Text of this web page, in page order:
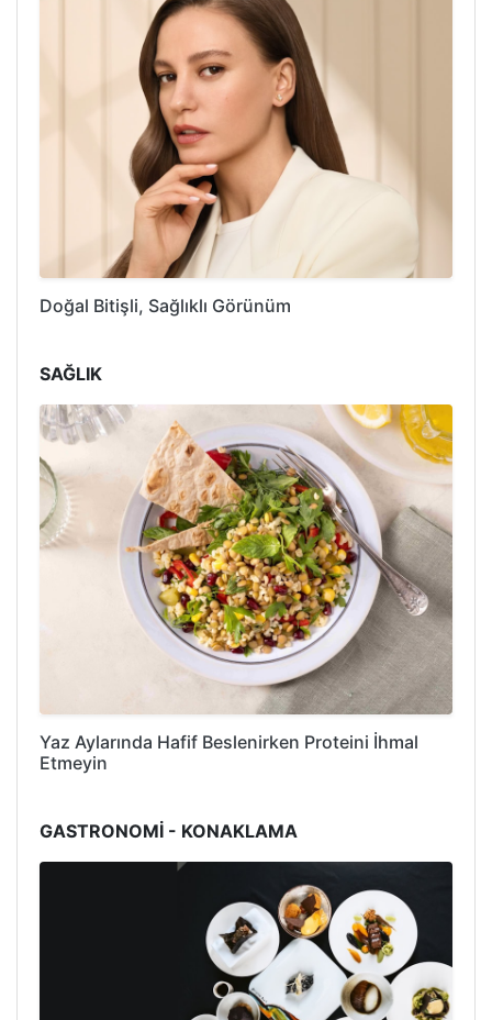
Doğal Bitişli, Sağlıklı Görünüm
SAĞLIK
Yaz Aylarında Hafif Beslenirken Proteini İhmal
Etmeyin
GASTRONOMİ - KONAKLAMA